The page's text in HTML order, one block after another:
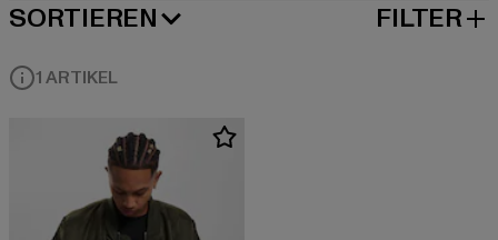
SORTIEREN
BELIEBTESTE FILTER
1 ARTIKEL